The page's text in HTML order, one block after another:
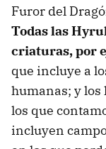
Furor del
Todas las
criaturas, por
que incluye a
humanas; y
los que
incluyen